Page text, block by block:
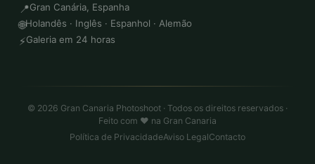
📍Gran Canária, Espanha
🌐Holandês · Inglês · Espanhol · Alemão
⚡Galeria em 24 horas
© 2026 Gran Canaria Photoshoot · Todos os direitos reservados ·
Feito com ❤️ na Gran Canaria
Política de PrivacidadeAviso LegalContacto